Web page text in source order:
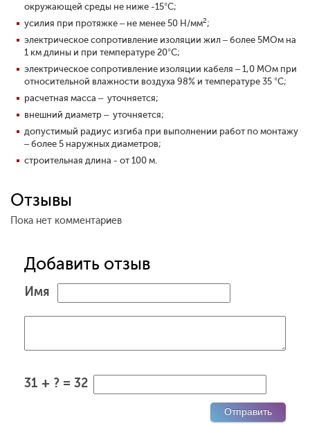
окружающей среды не ниже -15°С;
усилия при протяжке – не менее 50 Н/мм2;
электрическое сопротивление изоляции жил – более 5МОм на
1 км длины и при температуре 20°С;
электрическое сопротивление изоляции кабеля – 1,0 МОм при
относительной влажности воздуха 98% и температуре 35 °C;
расчетная масса – уточняется;
внешний диаметр – уточняется;
допустимый радиус изгиба при выполнении работ по монтажу
– более 5 наружных диаметров;
строительная длина - от 100 м.
Отзывы
Пока нет комментариев
Добавить отзыв
Имя
31 + ? = 32